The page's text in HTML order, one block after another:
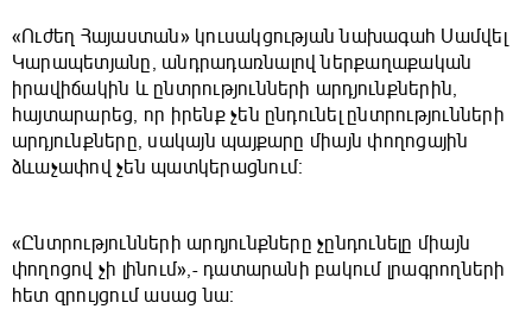
«Ուժեղ Հայաստան» կուսակցության նախագահ Սամվել
Կարապետյանը, անդրադառնալով ներքաղաքական
իրավիճակին և ընտրությունների արդյունքներին,
հայտարարեց, որ իրենք չեն ընդունել ընտրությունների
արդյունքները, սակայն պայքարը միայն փողոցային
ձևաչափով չեն պատկերացնում։
«Ընտրությունների արդյունքները չընդունելը միայն
փողոցով չի լինում»,- դատարանի բակում լրագրողների
հետ զրույցում ասաց նա։